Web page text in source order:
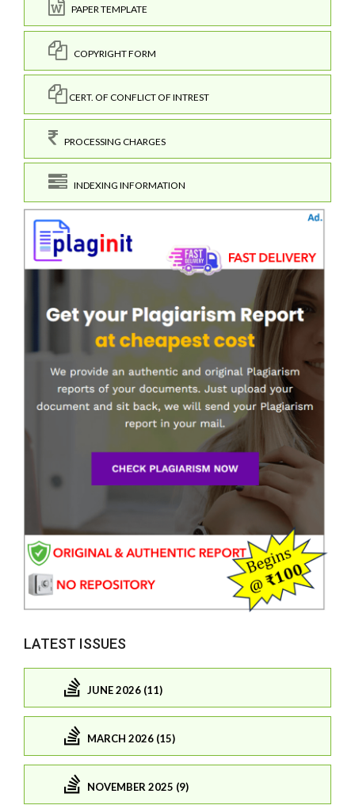
PAPER TEMPLATE
COPYRIGHT FORM
CERT. OF CONFLICT OF INTREST
PROCESSING CHARGES
INDEXING INFORMATION
LATEST ISSUES
JUNE 2026 (11)
MARCH 2026 (15)
NOVEMBER 2025 (9)